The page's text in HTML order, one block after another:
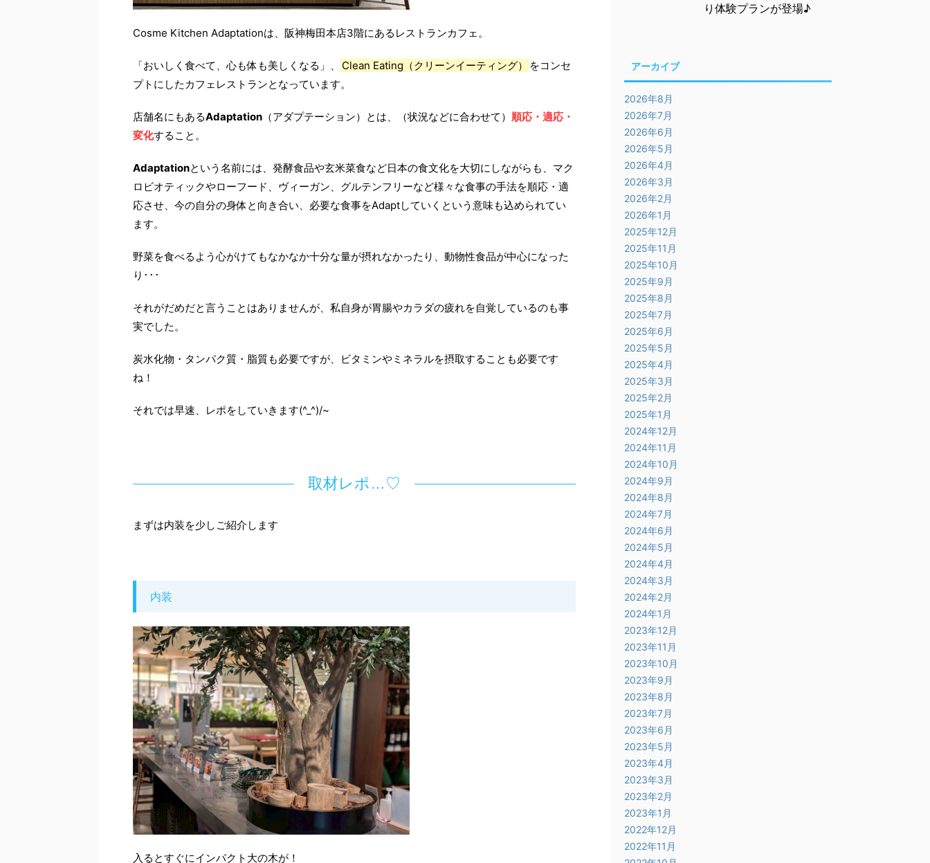
Cosme Kitchen Adaptationは、阪神梅田本店3階にあるレストランカフェ。
「おいしく食べて、心も体も美しくなる」、 Clean Eating（クリーンイーティング）
をコンセ
プトにしたカフェレストランとなっています。
店舗名にもあるAdaptation （アダプテーション）とは、（状況などに合わせて） 順応・適応・
変化すること。
Adaptationという名前には、発酵食品や玄米菜食など日本の食文化を大切にしながらも、 マク
ロビオティックやローフード、ヴィーガン、グルテンフリーなど様々な食事の手法を順応・適
応させ、今の自分の身体と向き合い、必要な食事をAdaptしていくという意味も込められてい
ます。
野菜を食べるよう心がけてもなかなか十分な量が摂れなかったり、動物性食品が中心になった
り･･･
それがだめだと言うことはありませんが、私自身が胃腸やカラダの疲れを自覚しているのも事
実でした。
炭水化物・タンパク質・脂質も必要ですが、ビタミンやミネラルを摂取することも必要です
ね！
それでは早速、レポをしていきます(^_^)/~
取材レポ…♡
まずは内装を少しご紹介します
内装
入るとすぐにインパクト大の木が！
り体験プランが登場♪
アーカイブ
2026年8月
2026年7月
2026年6月
2026年5月
2026年4月
2026年3月
2026年2月
2026年1月
2025年12月
2025年11月
2025年10月
2025年9月
2025年8月
2025年7月
2025年6月
2025年5月
2025年4月
2025年3月
2025年2月
2025年1月
2024年12月
2024年11月
2024年10月
2024年9月
2024年8月
2024年7月
2024年6月
2024年5月
2024年4月
2024年3月
2024年2月
2024年1月
2023年12月
2023年11月
2023年10月
2023年9月
2023年8月
2023年7月
2023年6月
2023年5月
2023年4月
2023年3月
2023年2月
2023年1月
2022年12月
2022年11月